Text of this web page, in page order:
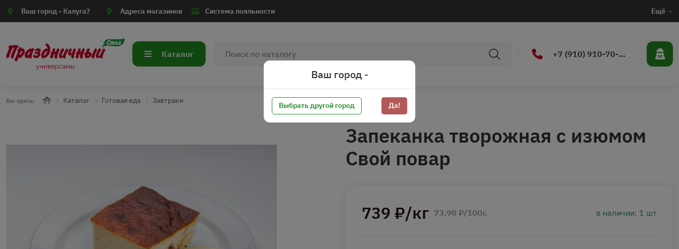
Ваш город - Калуга? Адреса магазинов Система лояльности Ещё
Каталог +7 (910) 910-70-15
Вы здесь: Каталог Готовая еда Завтраки
Запеканка творожная с изюмом
Свой повар
739 ₽/кг 73.90 ₽/100г. в наличии: 1 шт
Ваш город -
Выбрать другой город Да!